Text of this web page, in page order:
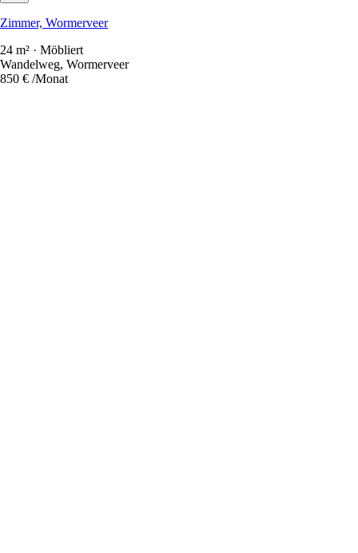
Zimmer, Wormerveer
24 m² · Möbliert
Wandelweg, Wormerveer
850 € /Monat